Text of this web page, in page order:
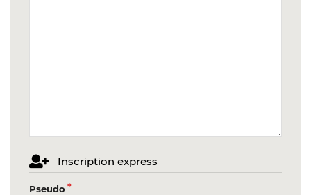
Inscription express
Pseudo